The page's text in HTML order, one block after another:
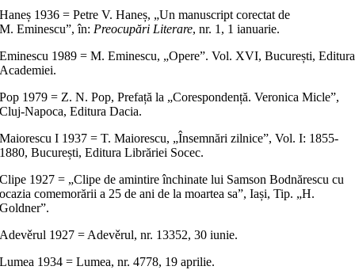
Haneș 1936 = Petre V. Haneș, „Un manuscript corectat de
M. Eminescu”, în:Preocupări Literare, nr. 1, 1 ianuarie.
Eminescu 1989 = M. Eminescu, „Opere”. Vol. XVI, București, Editura
Academiei.
Pop 1979 = Z. N. Pop, Prefață la „Corespondență. Veronica Micle”,
Cluj-Napoca, Editura Dacia.
Maiorescu I 1937 = T. Maiorescu, „Însemnări zilnice”, Vol. I: 1855-
1880, București, Editura Librăriei Socec.
Clipe 1927 = „Clipe de amintire închinate lui Samson Bodnărescu cu
ocazia comemorării a 25 de ani de la moartea sa”, Iași, Tip. „H.
Goldner”.
Adevěrul 1927 = Adevěrul, nr. 13352, 30 iunie.
Lumea 1934 = Lumea, nr. 4778, 19 aprilie.